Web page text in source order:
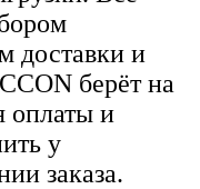
доставки и
берёт на
оплаты и
у
заказа.